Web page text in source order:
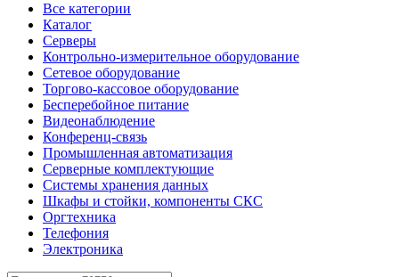
Все категории
Каталог
Серверы
Контрольно-измерительное оборудование
Сетевое оборудование
Торгово-кассовое оборудование
Бесперебойное питание
Видеонаблюдение
Конференц-связь
Промышленная автоматизация
Серверные комплектующие
Системы хранения данных
Шкафы и стойки, компоненты СКС
Оргтехника
Телефония
Электроника